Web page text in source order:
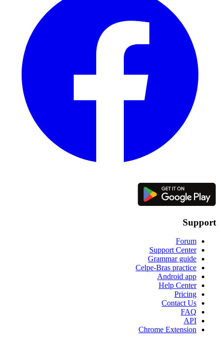
Support
Forum
Support Center
Grammar guide
Celpe-Bras practice
Android app
Help Center
Pricing
Contact Us
FAQ
API
Chrome Extension